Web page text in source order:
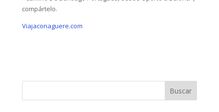
compártelo.
Viajaconaguere.com
Buscar